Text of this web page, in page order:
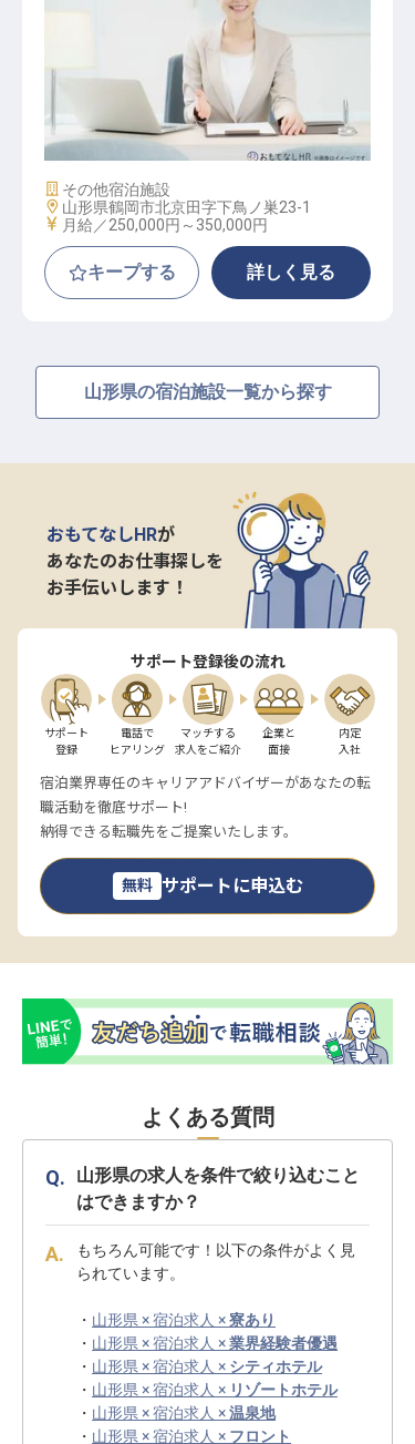
マーケティングコミュニケーション
施設業態
その他宿泊施設
勤務地
山形県鶴岡市北京田字下鳥ノ巣23-1
給与
月給／250,000円～ 350,000円
キープする 詳しく見る
山形県の宿泊施設一覧から探す
おもてなしHRが
あなたのお仕事探しを
お手伝いします！
サポート登録後の流れ
サポート
登録
電話で
ヒアリング
マッチする
求人をご紹介
企業と
面接
内定
入社
宿泊業界専任のキャリアアドバイザーがあなたの転
職活動を徹底サポート!
納得できる転職先をご提案いたします。
無料 サポートに申込む
よくある質問
山形県の求人を条件で絞り込むこと
はできますか？
もちろん可能です！以下の条件がよく見
られています。
・ 山形県 × 宿泊求人 ×寮あり
・ 山形県 × 宿泊求人 ×業界経験者優遇
・ 山形県 × 宿泊求人 × シティホテル
・ 山形県 × 宿泊求人 × リゾートホテル
・ 山形県 × 宿泊求人 ×温泉地
・ 山形県 × 宿泊求人 × フロント